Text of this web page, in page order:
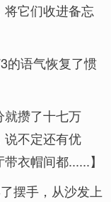
它们收进备忘
的语气恢复了惯
就攒了十七万
说不定还有优
衣帽间都......】
摆手，从沙发上